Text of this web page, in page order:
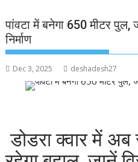
पांवटा में बनेगा 650 मीटर
निर्माण
Dec 3, 2025 deshadesh27
डोडरा क्वार में अब